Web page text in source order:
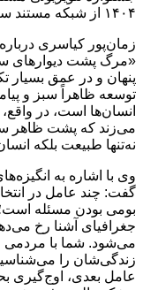
۱۴۰۴ از شبکه مستند سیما پخش می‌شود.
زمان‌پور کیاسری
«مرگ پشت دیوارهای
پنهان و در عمق بسیار
توسعه‌ ظاهراً سبز و
انسان‌ها است، در
می‌زند که پشت ظاهر
نه‌تنها طبیعت بلکه
وی با اشاره به
گفت: چند عامل در
بومی بودن مسئله
جغرافیای آشنا رخ
می‌شود. شما با مردمی
زندگی‌شان را
عامل بعدی، اوج‌گیری